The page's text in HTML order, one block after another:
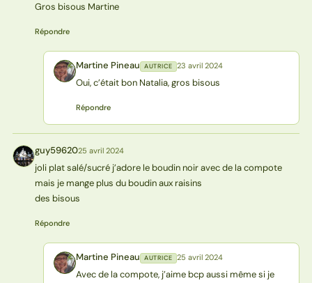
Gros bisous Martine
Répondre
MP Martine Pineau AUTRICE 23 avril 2024
Oui, c’était bon Natalia, gros bisous
Répondre
G guy5962025 avril 2024
joli plat salé/sucré j’adore le boudin noir avec de la compote
mais je mange plus du boudin aux raisins
des bisous
Répondre
MP Martine Pineau AUTRICE 25 avril 2024
Avec de la compote, j’aime bcp aussi même si je